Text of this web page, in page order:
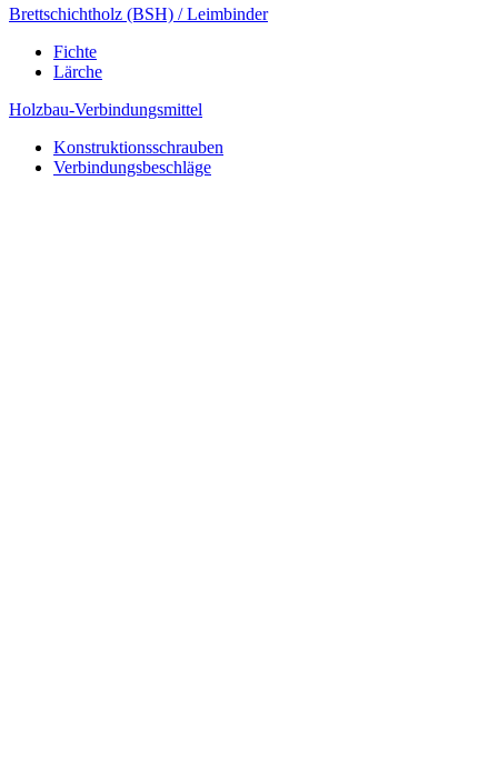
Brettschichtholz (BSH) / Leimbinder
Fichte
Lärche
Holzbau-Verbindungsmittel
Konstruktionsschrauben
Verbindungsbeschläge